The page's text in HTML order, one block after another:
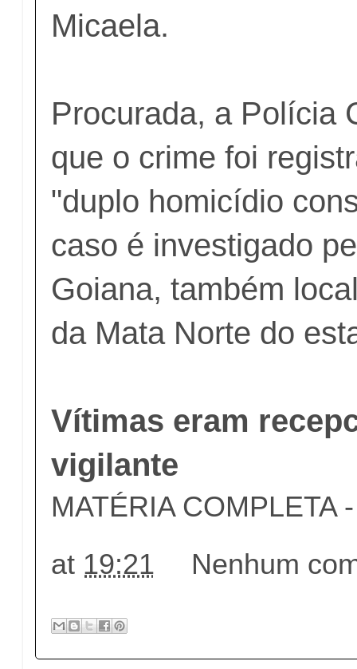
Micaela.
Procurada, a Polícia
que o crime foi
"duplo homicídio
caso é investigado
Goiana, também
da Mata Norte do
Vítimas eram
vigilante
MATÉRIA COMPLETA
at 19:21 Nenhum